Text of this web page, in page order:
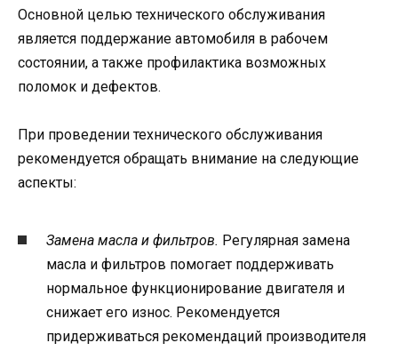
Основной целью технического обслуживания
является поддержание автомобиля в рабочем
состоянии, а также профилактика возможных
поломок и дефектов.
При проведении технического обслуживания
рекомендуется обращать внимание на следующие
аспекты:
Замена масла и фильтров. Регулярная замена
масла и фильтров помогает поддерживать
нормальное функционирование двигателя и
снижает его износ. Рекомендуется
придерживаться рекомендаций производителя